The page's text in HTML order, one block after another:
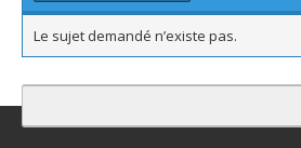
Le sujet demandé n’existe pas.
Contact Club Affiliation Retourner en